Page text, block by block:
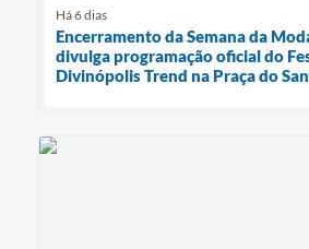
Há 6 dias
Encerramento da Semana da
divulga programação oficial do
Divinópolis Trend na Praça do